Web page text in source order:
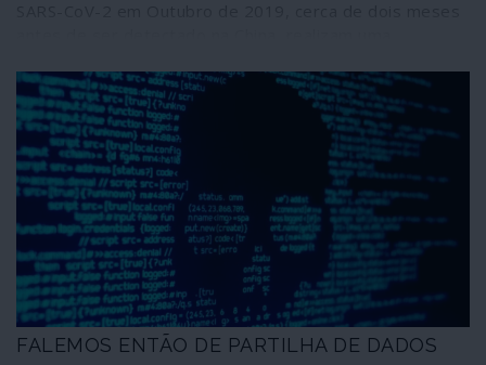
ser a próxima pandemia, uma ciberpandemia com tal
dimensão que, comparativamente, faria a crise da
COVID-19 parecer um “pequeno distúrbio”. Quem o diz
é o chefe do Fórum Económico Mundial (WEF na sigla
inglesa), Klaus Schwab, ardente defensor do
aproveitamento destas convulsões como “janelas de
oportunidade” para proceder ao “novo reinício”, o Great
Reset do capitalismo.
FALEMOS ENTÃO DE PARTILHA DE DADOS